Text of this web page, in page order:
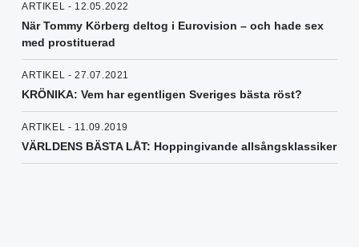
ARTIKEL - 12.05.2022
När Tommy Körberg deltog i Eurovision – och hade sex
med prostituerad
ARTIKEL - 27.07.2021
KRÖNIKA: Vem har egentligen Sveriges bästa röst?
ARTIKEL - 11.09.2019
VÄRLDENS BÄSTA LÅT: Hoppingivande allsångsklassiker